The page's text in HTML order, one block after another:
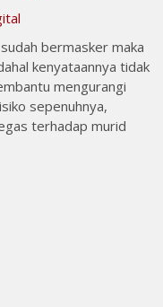
bermasker maka
kenyataannya tidak
mengurangi
sepenuhnya,
terhadap murid